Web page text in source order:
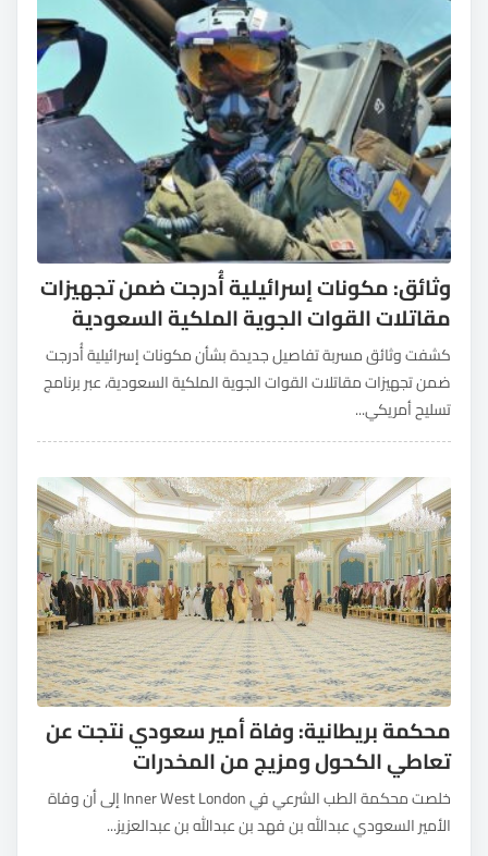
وثائق: مكونات إسرائيلية أُدرجت ضمن تجهيزات
مقاتلات القوات الجوية الملكية السعودية
كشفت وثائق مسربة تفاصيل جديدة بشأن مكونات إسرائيلية أُدرجت
ضمن تجهيزات مقاتلات القوات الجوية الملكية السعودية، عبر برنامج
تسليح أمريكي...
محكمة بريطانية: وفاة أمير سعودي نتجت عن
تعاطي الكحول ومزيج من المخدرات
خلصت محكمة الطب الشرعي في Inner West London إلى أن وفاة
الأمير السعودي عبدالله بن فهد بن عبدالله بن عبدالعزيز...